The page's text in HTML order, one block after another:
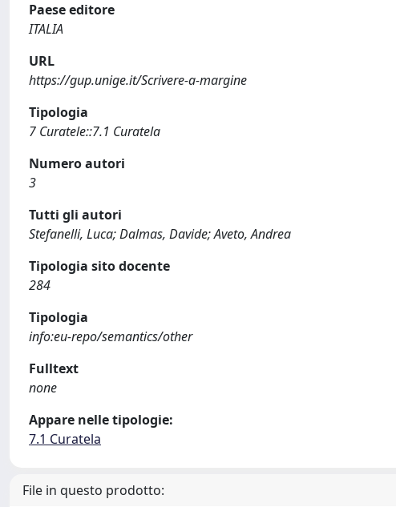
Paese editore
ITALIA
URL
https://gup.unige.it/Scrivere-a-margine
Tipologia
7 Curatele::7.1 Curatela
Numero autori
3
Tutti gli autori
Stefanelli, Luca; Dalmas, Davide; Aveto, Andrea
Tipologia sito docente
284
Tipologia
info:eu-repo/semantics/other
Fulltext
none
Appare nelle tipologie:
7.1 Curatela
File in questo prodotto: